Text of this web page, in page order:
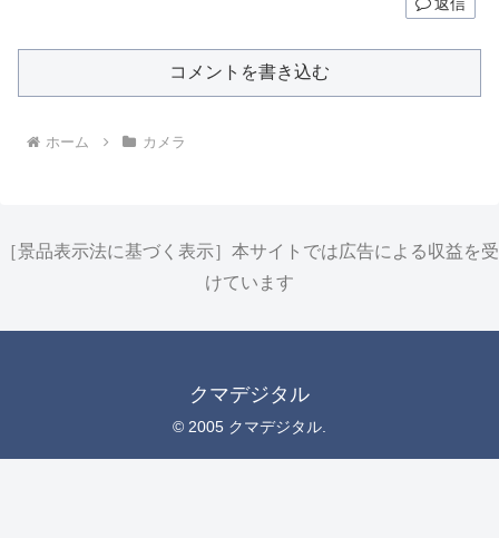
コメントを書き込む
ホーム カメラ
［景品表示法に基づく表示］本サイトでは広告による収益を受
けています
クマデジタル
© 2005 クマデジタル.